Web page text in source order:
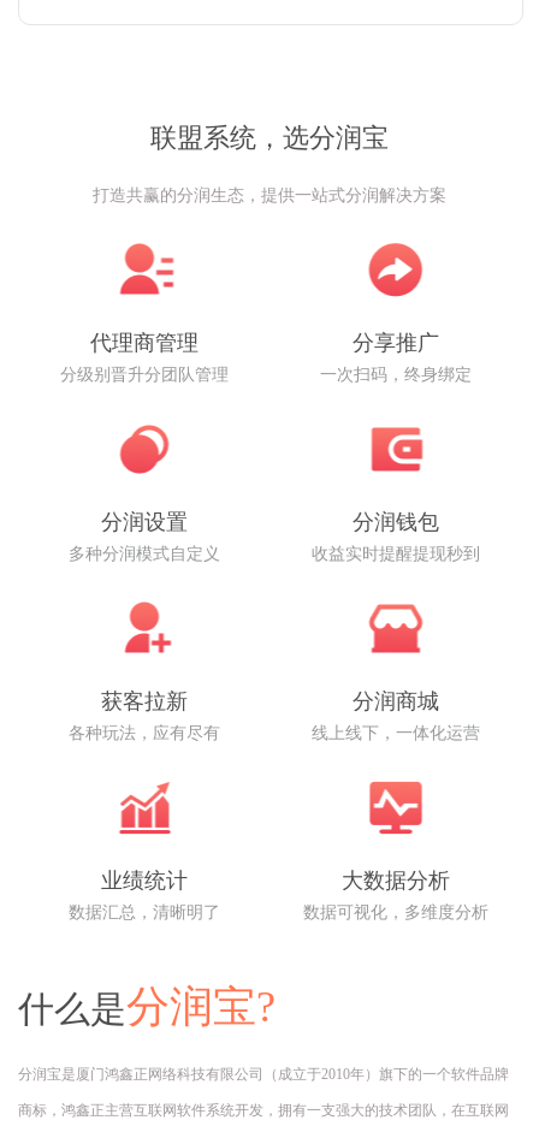
联盟系统，选分润宝
打造共赢的分润生态，提供一站式分润解决方案
代理商管理
分级别晋升分团队管理
分享推广
一次扫码，终身绑定
分润设置
多种分润模式自定义
分润钱包
收益实时提醒提现秒到
获客拉新
各种玩法，应有尽有
分润商城
线上线下，一体化运营
业绩统计
数据汇总，清晰明了
大数据分析
数据可视化，多维度分析
什么是分润宝?
分润宝是厦门鸿鑫正网络科技有限公司（成立于2010年）旗下的一个软件品牌
商标，鸿鑫正主营互联网软件系统开发，拥有一支强大的技术团队，在互联网